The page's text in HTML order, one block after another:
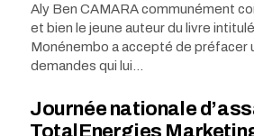
Aly Ben CAMARA communément
et bien le jeune auteur du livre
Monénembo a accepté de préfacer
demandes qui lui…
Journée nationale
TotalEnergies